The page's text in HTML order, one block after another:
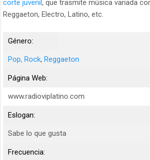
corte juvenil, que trasmite música variada
Reggaeton, Electro, Latino, etc.
Género:
Pop, Rock, Reggaeton
Página Web:
www.radioviplatino.com
Eslogan:
Sabe lo que gusta
Frecuencia: